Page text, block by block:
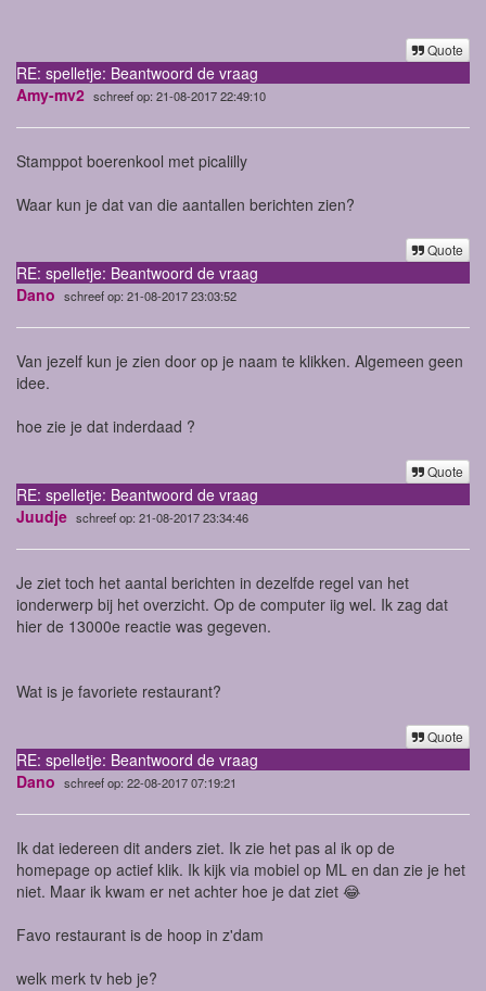
Quote
RE: spelletje: Beantwoord de vraag
Amy-mv2 schreef op: 21-08-2017 22:49:10
Stamppot boerenkool met picalilly
Waar kun je dat van die aantallen berichten zien?
Quote
RE: spelletje: Beantwoord de vraag
Dano schreef op: 21-08-2017 23:03:52
Van jezelf kun je zien door op je naam te klikken. Algemeen geen
idee.
hoe zie je dat inderdaad ?
Quote
RE: spelletje: Beantwoord de vraag
Juudje schreef op: 21-08-2017 23:34:46
Je ziet toch het aantal berichten in dezelfde regel van het
ionderwerp bij het overzicht. Op de computer iig wel. Ik zag dat
hier de 13000e reactie was gegeven.
Wat is je favoriete restaurant?
Quote
RE: spelletje: Beantwoord de vraag
Dano schreef op: 22-08-2017 07:19:21
Ik dat iedereen dit anders ziet. Ik zie het pas al ik op de
homepage op actief klik. Ik kijk via mobiel op ML en dan zie je het
niet. Maar ik kwam er net achter hoe je dat ziet 😂
Favo restaurant is de hoop in z'dam
welk merk tv heb je?